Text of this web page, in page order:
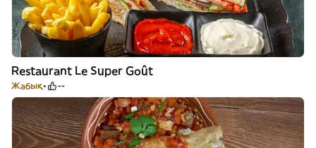
Restaurant Le Super Goût
Жабық --